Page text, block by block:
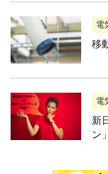
電
移
電
新
ン